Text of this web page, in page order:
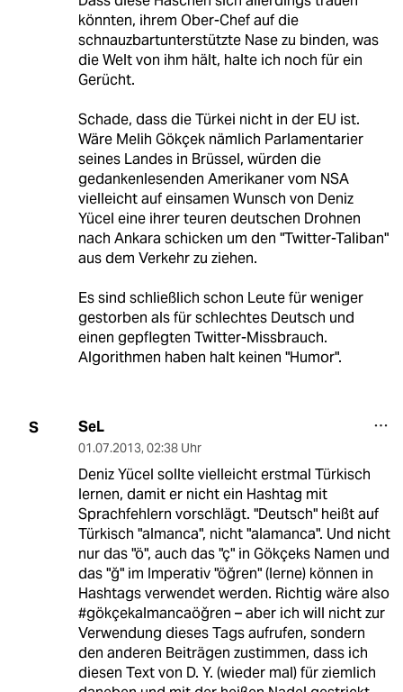
könnten, ihrem Ober-Chef auf die
schnauzbartunterstützte Nase zu binden, was
die Welt von ihm hält, halte ich noch für ein
Gerücht.
Schade, dass die Türkei nicht in der EU ist.
Wäre Melih Gök‎çek nämlich Parlamentarier
seines Landes in Brüssel, würden die
gedankenlesenden Amerikaner vom NSA
vielleicht auf einsamen Wunsch von Deniz
Yücel eine ihrer teuren deutschen Drohnen
nach Ankara schicken um den "Twitter-Taliban"
aus dem Verkehr zu ziehen.
Es sind schließlich schon Leute für weniger
gestorben als für schlechtes Deutsch und
einen gepflegten Twitter-Missbrauch.
Algorithmen haben halt keinen "Humor".
S SeL
01.07.2013, 02:38 Uhr
Deniz Yücel sollte vielleicht erstmal Türkisch
lernen, damit er nicht ein Hashtag mit
Sprachfehlern vorschlägt. "Deutsch" heißt auf
Türkisch "almanca", nicht "alamanca". Und nicht
nur das "ö", auch das "ç" in Gökçeks Namen und
das "ğ" im Imperativ "öğren" (lerne) können in
Hashtags verwendet werden. Richtig wäre also
#gökçekalmancaöğren – aber ich will nicht zur
Verwendung dieses Tags aufrufen, sondern
den anderen Beiträgen zustimmen, dass ich
diesen Text von D. Y. (wieder mal) für ziemlich